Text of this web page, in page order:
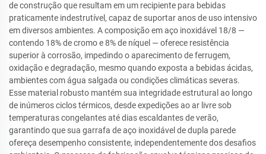
de construção que resultam em um recipiente para bebidas
praticamente indestrutível, capaz de suportar anos de uso intensivo
em diversos ambientes. A composição em aço inoxidável 18/8 —
contendo 18% de cromo e 8% de níquel — oferece resistência
superior à corrosão, impedindo o aparecimento de ferrugem,
oxidação e degradação, mesmo quando exposta a bebidas ácidas,
ambientes com água salgada ou condições climáticas severas.
Esse material robusto mantém sua integridade estrutural ao longo
de inúmeros ciclos térmicos, desde expedições ao ar livre sob
temperaturas congelantes até dias escaldantes de verão,
garantindo que sua garrafa de aço inoxidável de dupla parede
ofereça desempenho consistente, independentemente dos desafios